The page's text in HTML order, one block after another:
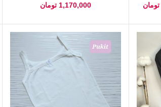
تومان 1,170,000 تومان